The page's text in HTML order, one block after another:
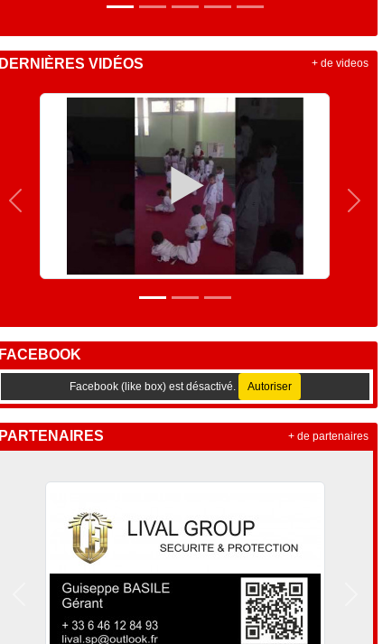
DERNIÈRES VIDÉOS
Précedent
+ de videos
FACEBOOK
Facebook (like box) est désactivé. Autoriser
PARTENAIRES
Précedent
+ de partenaires